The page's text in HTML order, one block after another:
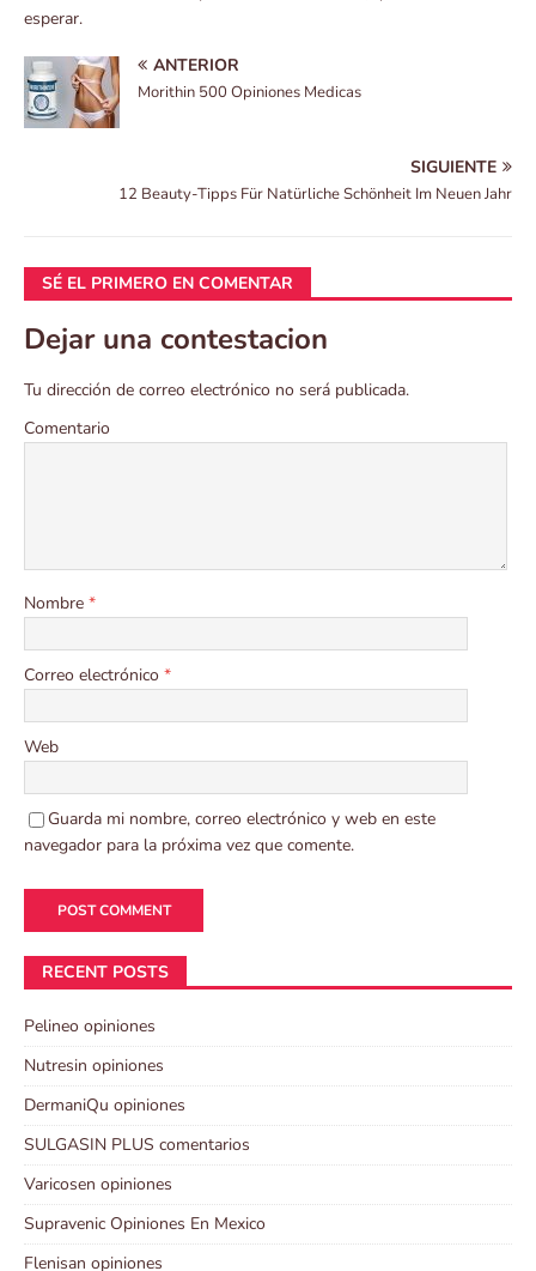
esperar.
ANTERIOR
Morithin 500 Opiniones Medicas
SIGUIENTE
12 Beauty-Tipps Für Natürliche Schönheit Im Neuen Jahr
SÉ EL PRIMERO EN COMENTAR
Dejar una contestacion
Tu dirección de correo electrónico no será publicada.
Comentario
Nombre *
Correo electrónico *
Web
Guarda mi nombre, correo electrónico y web en este
navegador para la próxima vez que comente.
RECENT POSTS
Pelineo opiniones
Nutresin opiniones
DermaniQu opiniones
SULGASIN PLUS comentarios
Varicosen opiniones
Supravenic Opiniones En Mexico
Flenisan opiniones